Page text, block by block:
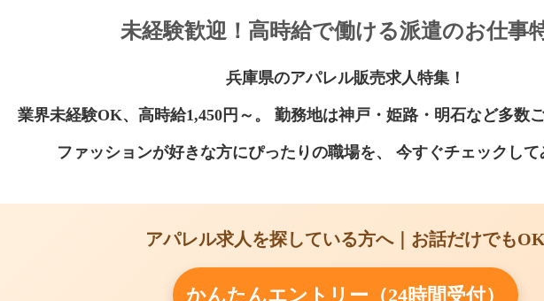
未経験歓迎！高時給で働ける派遣のお仕事
兵庫県のアパレル販売求人特集！
業界未経験OK、高時給1,450円～。 勤務地は神戸・姫路・明石など多数
ファッションが好きな方にぴったりの職場を、 今すぐチェックし
アパレル求人を探している方へ｜お話だけでも
かんたんエントリー（24時間受付）